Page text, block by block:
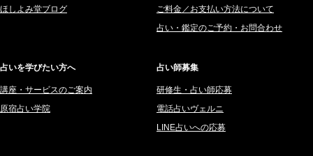
サーペント (92)
さてら (94)
ほしよみ堂ブログ
ご料金／お支払い方法について
占い・鑑定のご予約・お問合わせ
占いを学びたい方へ
講座・サービスのご案内
原宿占い学院
占い師募集
研修生・占い師応募
電話占いヴェルニ
LINE占いへの応募